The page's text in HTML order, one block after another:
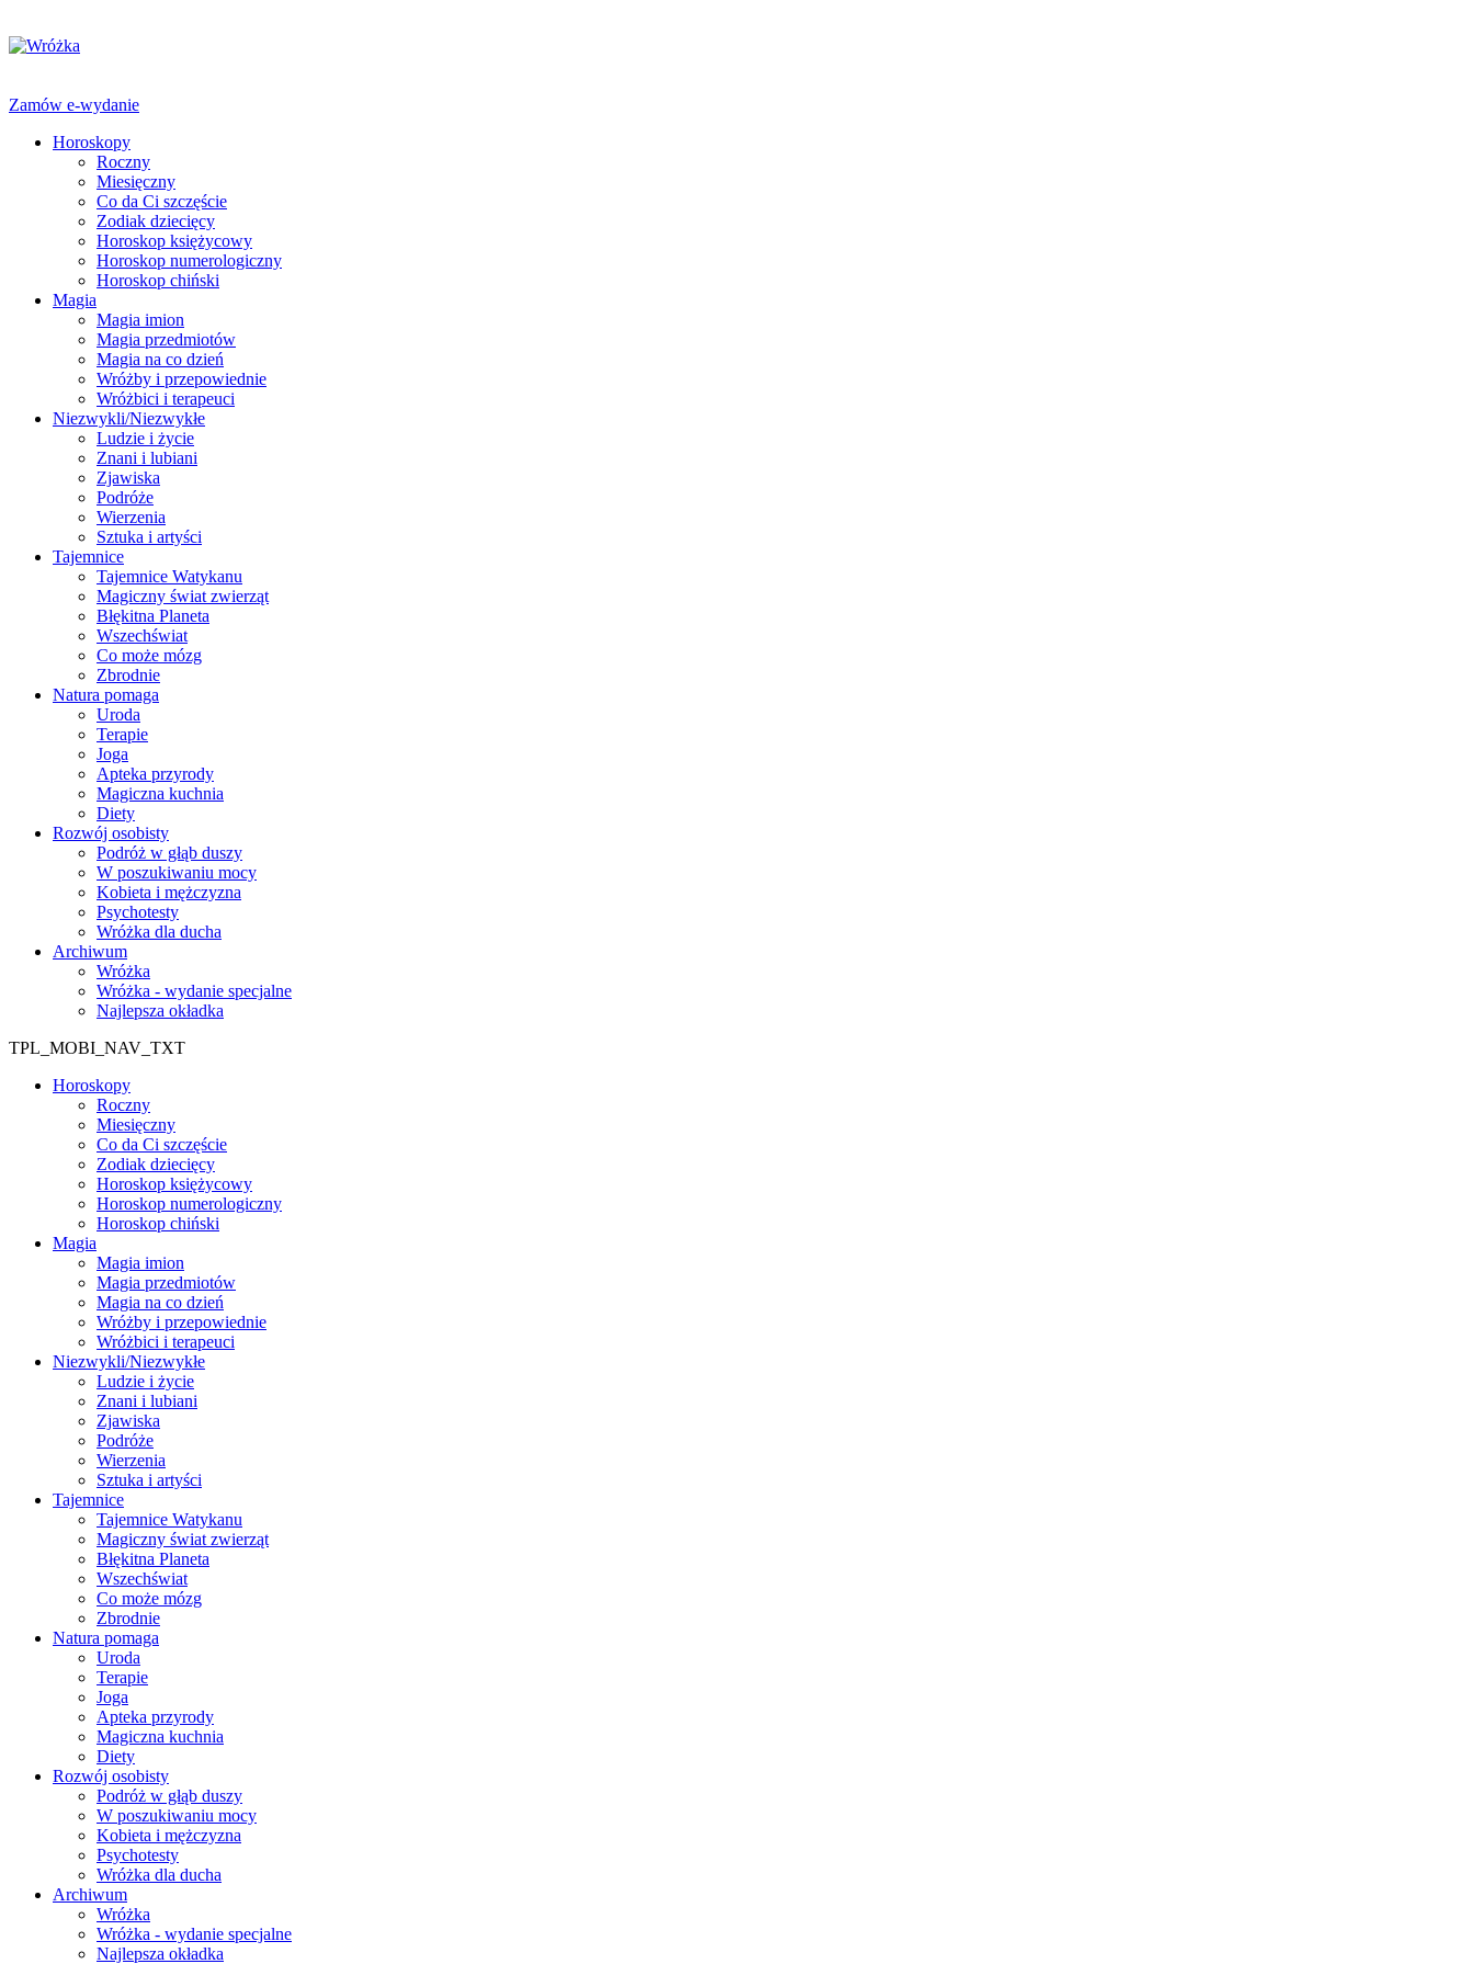
Zamów e-wydanie
Horoskopy
Roczny
Miesięczny
Co da Ci szczęście
Zodiak dziecięcy
Horoskop księżycowy
Horoskop numerologiczny
Horoskop chiński
Magia
Magia imion
Magia przedmiotów
Magia na co dzień
Wróżby i przepowiednie
Wróżbici i terapeuci
Niezwykli/Niezwykłe
Ludzie i życie
Znani i lubiani
Zjawiska
Podróże
Wierzenia
Sztuka i artyści
Tajemnice
Tajemnice Watykanu
Magiczny świat zwierząt
Błękitna Planeta
Wszechświat
Co może mózg
Zbrodnie
Natura pomaga
Uroda
Terapie
Joga
Apteka przyrody
Magiczna kuchnia
Diety
Rozwój osobisty
Podróż w głąb duszy
W poszukiwaniu mocy
Kobieta i mężczyzna
Psychotesty
Wróżka dla ducha
Archiwum
Wróżka
Wróżka - wydanie specjalne
Najlepsza okładka
TPL_MOBI_NAV_TXT
Horoskopy
Roczny
Miesięczny
Co da Ci szczęście
Zodiak dziecięcy
Horoskop księżycowy
Horoskop numerologiczny
Horoskop chiński
Magia
Magia imion
Magia przedmiotów
Magia na co dzień
Wróżby i przepowiednie
Wróżbici i terapeuci
Niezwykli/Niezwykłe
Ludzie i życie
Znani i lubiani
Zjawiska
Podróże
Wierzenia
Sztuka i artyści
Tajemnice
Tajemnice Watykanu
Magiczny świat zwierząt
Błękitna Planeta
Wszechświat
Co może mózg
Zbrodnie
Natura pomaga
Uroda
Terapie
Joga
Apteka przyrody
Magiczna kuchnia
Diety
Rozwój osobisty
Podróż w głąb duszy
W poszukiwaniu mocy
Kobieta i mężczyzna
Psychotesty
Wróżka dla ducha
Archiwum
Wróżka
Wróżka - wydanie specjalne
Najlepsza okładka